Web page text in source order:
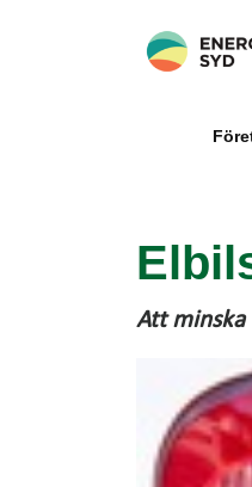
Att minska